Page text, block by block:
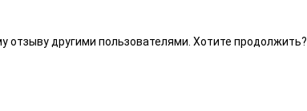
отзыву другими пользователями. Хотите продолжить?